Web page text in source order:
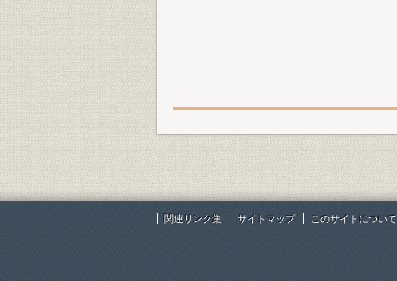
関連リンク集 サイトマップ このサイトについて